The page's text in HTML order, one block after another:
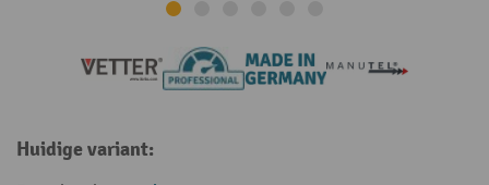
Huidige variant: